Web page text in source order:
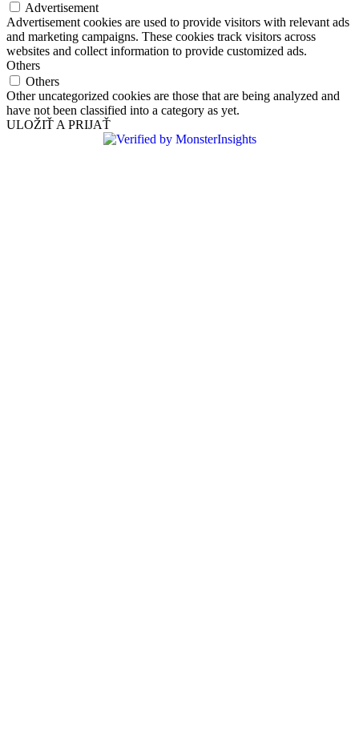
Advertisement
Advertisement cookies are used to provide visitors with relevant ads
and marketing campaigns. These cookies track visitors across
websites and collect information to provide customized ads.
Others
Others
Other uncategorized cookies are those that are being analyzed and
have not been classified into a category as yet.
ULOŽIŤ A PRIJAŤ